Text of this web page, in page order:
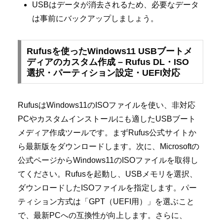
USBはデータが消去されるため、必要なデータ
は事前にバックアップしましょう。
Rufusを使ったWindows11 USBブートメ
ディアのカスタム作成 – Rufus DL・ISO
選択・パーティション設定・UEFI対応
RufusはWindows11のISOファイルを使い、非対応
PCやカスタムインストールにも適したUSBブート
メディア作成ツールです。まずRufus公式サイトか
ら最新版をダウンロードします。次に、Microsoftの
公式ページからWindows11のISOファイルを取得し
てください。Rufusを起動し、USBメモリを選択、
ダウンロードしたISOファイルを指定します。パー
ティション方式は「GPT（UEFI用）」を選ぶこと
で、最新PCへの互換性が向上します。さらに、